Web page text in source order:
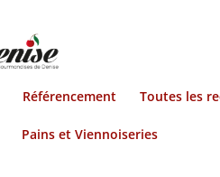
Référencement Toutes les
Pains et Viennoiseries